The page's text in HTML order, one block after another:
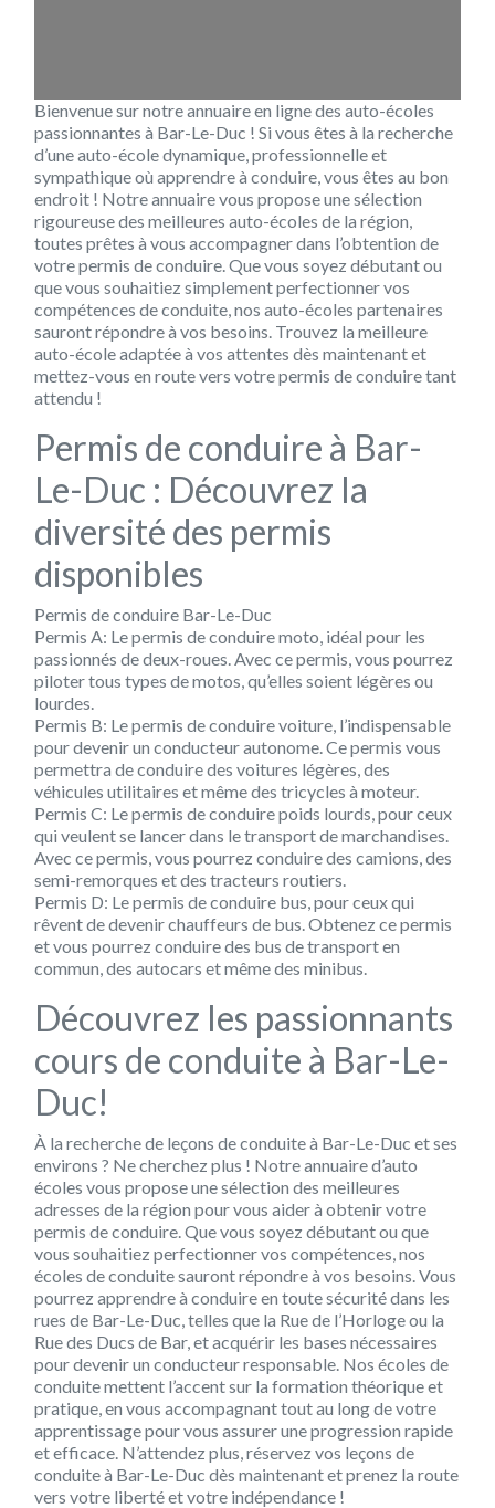
Bienvenue sur notre annuaire en ligne des auto-écoles
passionnantes à Bar-Le-Duc ! Si vous êtes à la recherche
d’une auto-école dynamique, professionnelle et
sympathique où apprendre à conduire, vous êtes au bon
endroit ! Notre annuaire vous propose une sélection
rigoureuse des meilleures auto-écoles de la région,
toutes prêtes à vous accompagner dans l’obtention de
votre permis de conduire. Que vous soyez débutant ou
que vous souhaitiez simplement perfectionner vos
compétences de conduite, nos auto-écoles partenaires
sauront répondre à vos besoins. Trouvez la meilleure
auto-école adaptée à vos attentes dès maintenant et
mettez-vous en route vers votre permis de conduire tant
attendu !
Permis de conduire à Bar-
Le-Duc : Découvrez la
diversité des permis
disponibles
Permis de conduire Bar-Le-Duc
Permis A: Le permis de conduire moto, idéal pour les
passionnés de deux-roues. Avec ce permis, vous pourrez
piloter tous types de motos, qu’elles soient légères ou
lourdes.
Permis B: Le permis de conduire voiture, l’indispensable
pour devenir un conducteur autonome. Ce permis vous
permettra de conduire des voitures légères, des
véhicules utilitaires et même des tricycles à moteur.
Permis C: Le permis de conduire poids lourds, pour ceux
qui veulent se lancer dans le transport de marchandises.
Avec ce permis, vous pourrez conduire des camions, des
semi-remorques et des tracteurs routiers.
Permis D: Le permis de conduire bus, pour ceux qui
rêvent de devenir chauffeurs de bus. Obtenez ce permis
et vous pourrez conduire des bus de transport en
commun, des autocars et même des minibus.
Découvrez les passionnants
cours de conduite à Bar-Le-
Duc!
À la recherche de leçons de conduite à Bar-Le-Duc et ses
environs ? Ne cherchez plus ! Notre annuaire d’auto
écoles vous propose une sélection des meilleures
adresses de la région pour vous aider à obtenir votre
permis de conduire. Que vous soyez débutant ou que
vous souhaitiez perfectionner vos compétences, nos
écoles de conduite sauront répondre à vos besoins. Vous
pourrez apprendre à conduire en toute sécurité dans les
rues de Bar-Le-Duc, telles que la Rue de l’Horloge ou la
Rue des Ducs de Bar, et acquérir les bases nécessaires
pour devenir un conducteur responsable. Nos écoles de
conduite mettent l’accent sur la formation théorique et
pratique, en vous accompagnant tout au long de votre
apprentissage pour vous assurer une progression rapide
et efficace. N’attendez plus, réservez vos leçons de
conduite à Bar-Le-Duc dès maintenant et prenez la route
vers votre liberté et votre indépendance !